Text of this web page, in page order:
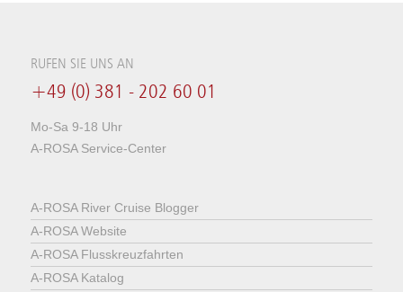
RUFEN SIE UNS AN
+49 (0) 381 - 202 60 01
Mo-Sa 9-18 Uhr
A-ROSA Service-Center
A-ROSA River Cruise Blogger
A-ROSA Website
A-ROSA Flusskreuzfahrten
A-ROSA Katalog